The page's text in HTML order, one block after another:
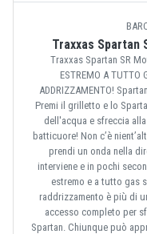
Traxxas Spartan
Traxxas Spartan SR
ESTREMO A TUTTO
ADDRIZZAMENTO!
Premi il grilletto e lo
dell'acqua e sfreccia
batticuore! Non c’è
prendi un onda nella
interviene e in pochi
estremo e a tutto gas
raddrizzamento è più di
accesso completo per
Spartan. Chiunque può